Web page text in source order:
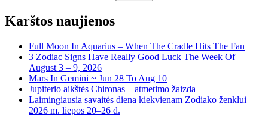
Karštos naujienos
Full Moon In Aquarius – When The Cradle Hits The Fan
3 Zodiac Signs Have Really Good Luck The Week Of
August 3 – 9, 2026
Mars In Gemini ~ Jun 28 To Aug 10
Jupiterio aikštės Chironas – atmetimo žaizda
Laimingiausia savaitės diena kiekvienam Zodiako ženklui
2026 m. liepos 20–26 d.